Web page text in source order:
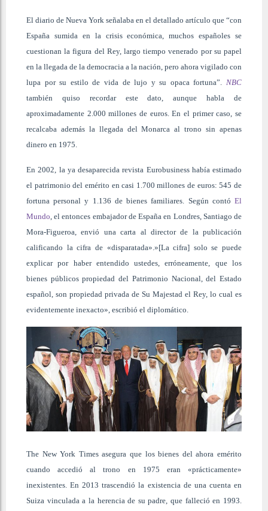
El diario de Nueva York señalaba en el detallado artículo que “con
España sumida en la crisis económica, muchos españoles se
cuestionan la figura del Rey, largo tiempo venerado por su papel
en la llegada de la democracia a la nación, pero ahora vigilado con
lupa por su estilo de vida de lujo y su opaca fortuna”. NBC
también quiso recordar este dato, aunque habla de
aproximadamente 2.000 millones de euros. En el primer caso, se
recalcaba además la llegada del Monarca al trono sin apenas
dinero en 1975.
En 2002, la ya desaparecida revista Eurobusiness había estimado
el patrimonio del emérito en casi 1.700 millones de euros: 545 de
fortuna personal y 1.136 de bienes familiares. Según contó El
Mundo, el entonces embajador de España en Londres, Santiago de
Mora-Figueroa, envió una carta al director de la publicación
calificando la cifra de «disparatada».»[La cifra] solo se puede
explicar por haber entendido ustedes, erróneamente, que los
bienes públicos propiedad del Patrimonio Nacional, del Estado
español, son propiedad privada de Su Majestad el Rey, lo cual es
evidentemente inexacto», escribió el diplomático.
The New York Times asegura que los bienes del ahora emérito
cuando accedió al trono en 1975 eran «prácticamente»
inexistentes. En 2013 trascendió la existencia de una cuenta en
Suiza vinculada a la herencia de su padre, que falleció en 1993.